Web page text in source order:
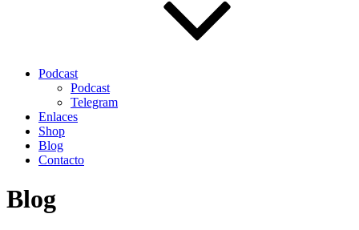
Podcast
Podcast
Telegram
Enlaces
Shop
Blog
Contacto
Blog